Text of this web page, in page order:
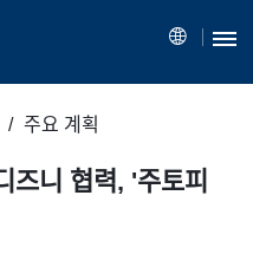
주요 계획
즈니 협력, '주토피